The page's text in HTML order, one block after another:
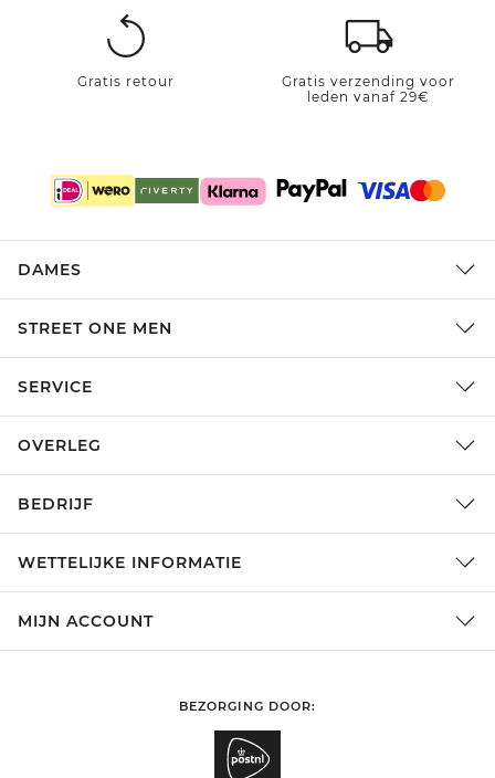
Gratis retour
Gratis verzending voor
leden vanaf 29€
DAMES
STREET ONE MEN
SERVICE
OVERLEG
BEDRIJF
WETTELIJKE INFORMATIE
MIJN ACCOUNT
BEZORGING DOOR: